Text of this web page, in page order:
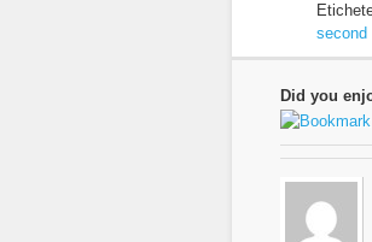
second
Did you